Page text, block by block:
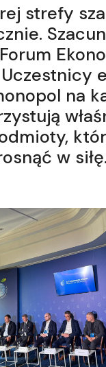
strefy
na
w siłę.